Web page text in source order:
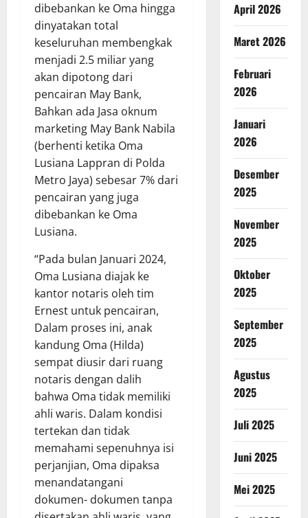
dibebankan ke Oma hingga
dinyatakan total
keseluruhan membengkak
menjadi 2.5 miliar yang
akan dipotong dari
pencairan May Bank,
Bahkan ada Jasa oknum
marketing May Bank Nabila
(berhenti ketika Oma
Lusiana Lappran di Polda
Metro Jaya) sebesar 7% dari
pencairan yang juga
dibebankan ke Oma
Lusiana.
“Pada bulan Januari 2024,
Oma Lusiana diajak ke
kantor notaris oleh tim
Ernest untuk pencairan,
Dalam proses ini, anak
kandung Oma (Hilda)
sempat diusir dari ruang
notaris dengan dalih
bahwa Oma tidak memiliki
ahli waris. Dalam kondisi
tertekan dan tidak
memahami sepenuhnya isi
perjanjian, Oma dipaksa
menandatangani
dokumen- dokumen tanpa
April 2026
Maret 2026
Februari
2026
Januari
2026
Desember
2025
November
2025
Oktober
2025
September
2025
Agustus
2025
Juli 2025
Juni 2025
Mei 2025